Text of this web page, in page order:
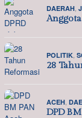
DAERAH
POLITIK
28
ACEH
DPD